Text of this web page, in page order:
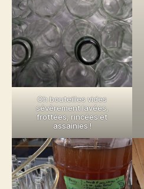
Oh bouteilles vides
sévèrement lavées,
frottées, rincées et
assainies !